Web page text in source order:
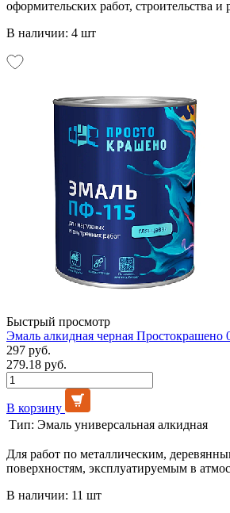
оформительских работ, строительства и
В наличии: 4 шт
Быстрый просмотр
Эмаль алкидная черная Простокрашено
297 руб.
279.18 руб.
В корзину
Тип: Эмаль универсальная алкидная
Для работ по металлическим,
поверхностям, эксплуатируемым в
В наличии: 11 шт